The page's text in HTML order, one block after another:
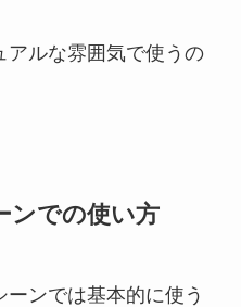
アルな雰囲気で使うの
ンでの使い方
ーンでは基本的に使う